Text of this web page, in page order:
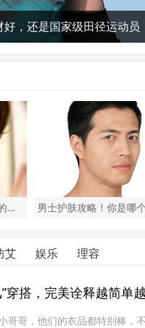
为“三十年一见的神颜”
男士化妆新手，如何简单的化一个淡妆？
艾 娱乐 理容
穿搭，完美诠释越简单
哥哥，他们的衣品都特别棒，